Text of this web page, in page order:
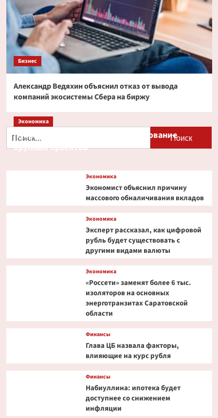
Бизнес
Александр Ведяхин объяснил отказ от вывода
компаний экосистемы Сбера на биржу
Экономика
Путин и Костин обсудили кредитование
крупных проектов
Экономика
Экономист объяснил причину
массового обналичивания вкладов
Экономика
Эксперт рассказал, как цифровой
рубль будет существовать с
другими видами валюты
Экономика
«Россети» заменят более 6 тыс.
изоляторов на основных
энерготранзитах Саратовской
области
Финансы
Глава ЦБ назвала факторы,
влияющие на курс рубля
Финансы
Набиуллина: ипотека будет
доступнее со снижением
инфляции